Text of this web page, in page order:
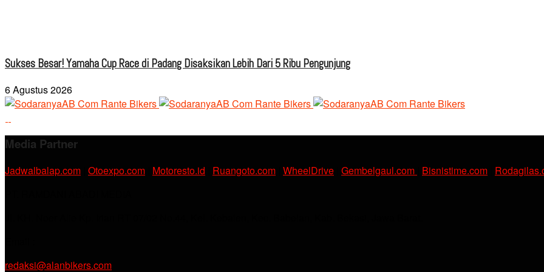
Sukses Besar! Yamaha Cup Race di Padang Disaksikan Lebih Dari 5 Ribu Pengunjung
6 Agustus 2026
Media Partner
Jadwalbalap.com Otoexpo.com Motoresto.id Ruangoto.com WheelDrive Gembelgaul.com Bisnistime.com
redaksi@alanbikers.com